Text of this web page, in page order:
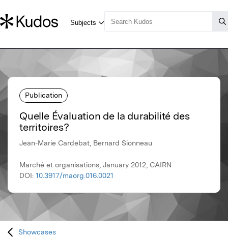
Publication
Quelle Évaluation de la durabilité des
territoires?
Jean-Marie Cardebat, Bernard Sionneau
Marché et organisations, January 2012, CAIRN
DOI: 10.3917/maorg.016.0021
Showcases